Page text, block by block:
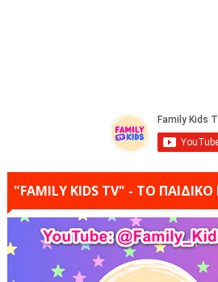
"FAMILY KIDS TV" - ΤΟ